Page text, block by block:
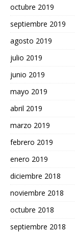
octubre 2019
septiembre 2019
agosto 2019
julio 2019
junio 2019
mayo 2019
abril 2019
marzo 2019
febrero 2019
enero 2019
diciembre 2018
noviembre 2018
octubre 2018
septiembre 2018